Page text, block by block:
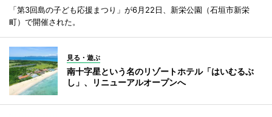
「第3回島の子ども応援まつり」が6月22日、新栄公園（石垣市新栄
町）で開催された。
見る・遊ぶ
南十字星という名のリゾートホテル「はいむるぶ
し」、リニューアルオープンへ